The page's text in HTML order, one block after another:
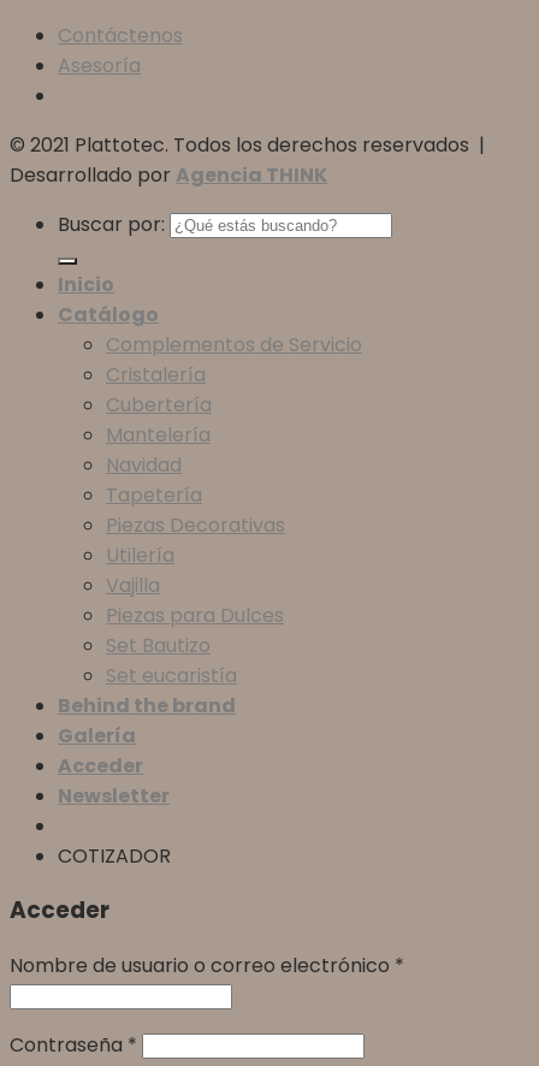
Contáctenos
Asesoría
© 2021 Plattotec. Todos los derechos reservados |
Desarrollado por Agencia THINK
Buscar por:
Inicio
Catálogo
Complementos de Servicio
Cristalería
Cubertería
Mantelería
Navidad
Tapetería
Piezas Decorativas
Utilería
Vajilla
Piezas para Dulces
Set Bautizo
Set eucaristía
Behind the brand
Galería
Acceder
Newsletter
COTIZADOR
Acceder
Nombre de usuario o correo electrónico *
Contraseña *